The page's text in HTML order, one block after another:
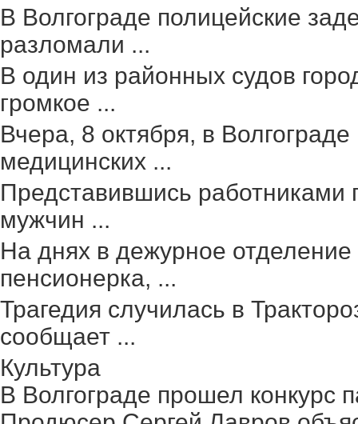
В Волгограде полицейские
разломали ...
В один из районных судов
громкое ...
Вчера, 8 октября, в
медицинских ...
Представившись работниками
мужчин ...
На днях в дежурное
пенсионерка, ...
Трагедия случилась в
сообщает ...
Культура
В Волгограде прошел конкурс